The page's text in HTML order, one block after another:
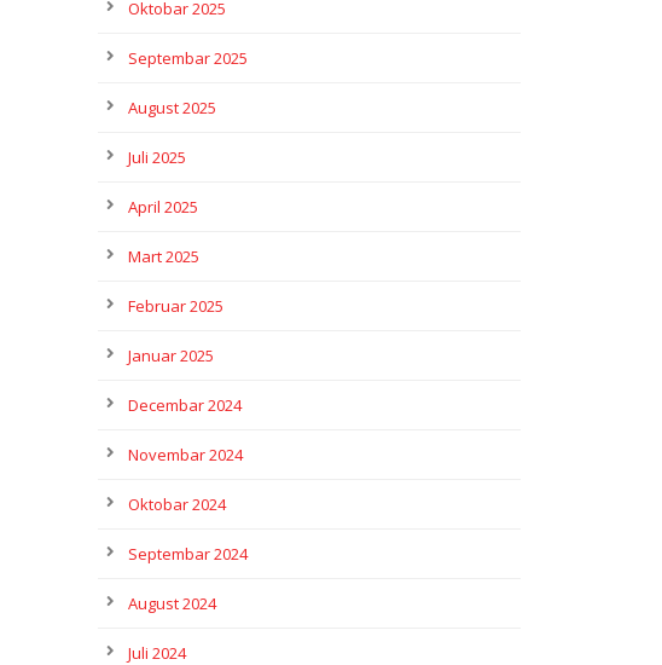
Oktobar 2025
Septembar 2025
August 2025
Juli 2025
April 2025
Mart 2025
Februar 2025
Januar 2025
Decembar 2024
Novembar 2024
Oktobar 2024
Septembar 2024
August 2024
Juli 2024